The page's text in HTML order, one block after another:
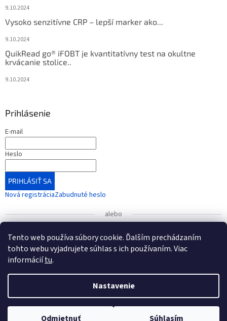
Tento web používa súbory cookie. Ďalším prechádzaním
tohto webu vyjadrujete súhlas s ich používaním. Viac
informáciítu.
Nastavenie
Odmietnuť Súhlasím
UPOZORNENIE
bankového účtu, ktorá nadobudla platnosť od 1. januára
Nové číslo účtu (od 1.1.2026): IBAN: SK54 7500 0000 0040
3496 6565
9.10.2024
Vysoko senzitívne CRP – lepší marker ako...
9.10.2024
QuikRead go® iFOBT je kvantitatívny test na okultne
krvácanie stolice..
9.10.2024
Prihlásenie
E-mail
Heslo
PRIHLÁSIŤ SA
Nová registráciaZabudnuté heslo
alebo
Prihlásiť sa cez Google
Copyright 2026KONEXMEDIK. Všetky práva vyhradené.Upraviť